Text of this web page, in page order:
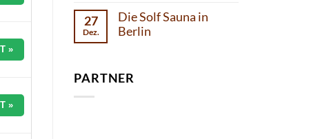
»
»
27
Dez.
Die Solf Sauna in
Berlin
PARTNER